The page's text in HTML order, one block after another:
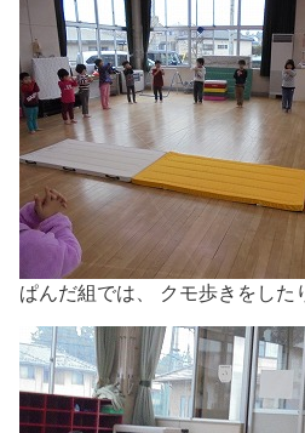
ぱんだ組では、 クモ歩きをした